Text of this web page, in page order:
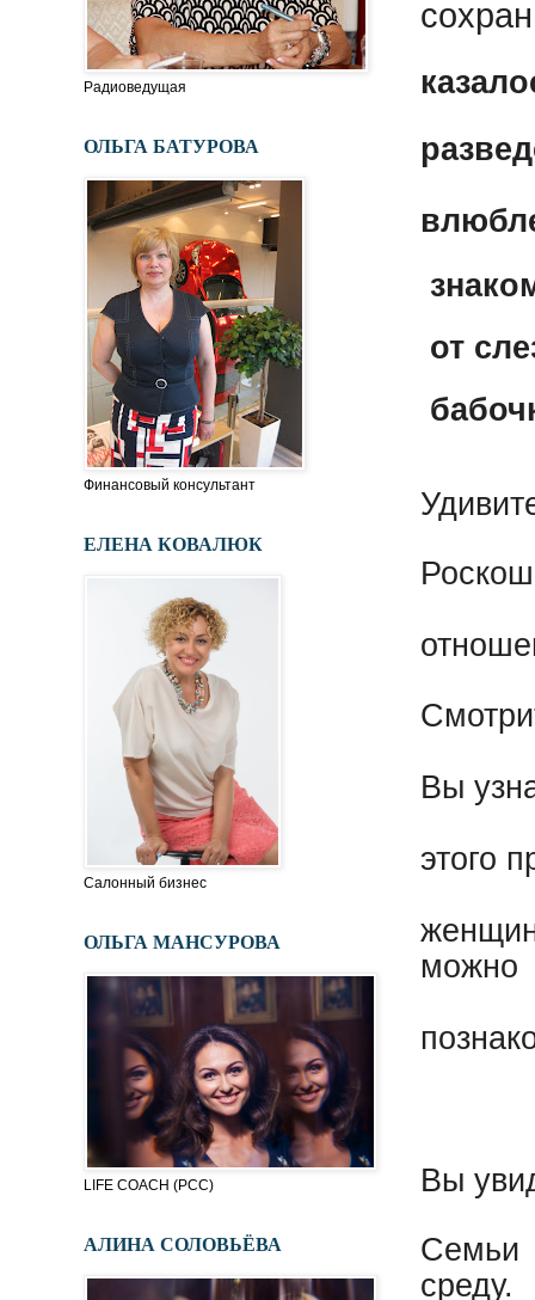
от
Вы
этого
можно
Вы
Семьи
среду.
Радиоведущая
ОЛЬГА БАТУРОВА
Финансовый консультант
ЕЛЕНА КОВАЛЮК
Салонный бизнес
ОЛЬГА МАНСУРОВА
LIFE COACH (PСC)
АЛИНА СОЛОВЬЁВА